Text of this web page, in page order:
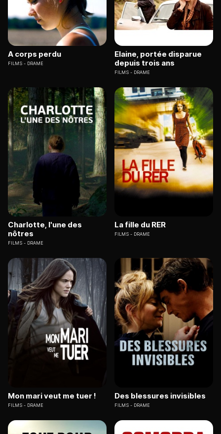
A corps perdu
FILMS DRAME
Elaine, portée disparue
depuis trois ans
FILMS DRAME
Charlotte, l'une des
nôtres
FILMS DRAME
La fille du RER
FILMS DRAME
Mon mari veut me tuer !
FILMS DRAME
Des blessures invisibles
FILMS DRAME